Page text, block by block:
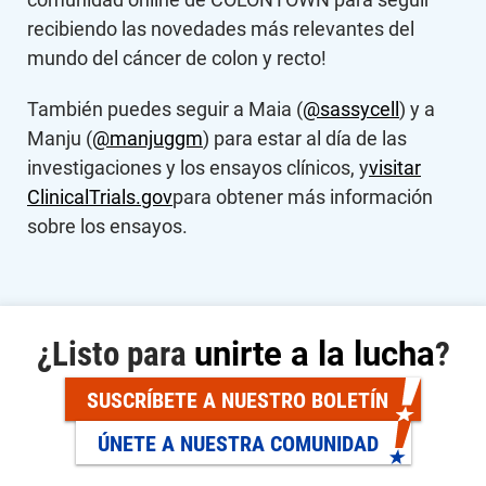
recibiendo las novedades más relevantes del
mundo del cáncer de colon y recto!
También puedes seguir a Maia (@sassycell) y a
Manju (@manjuggm) para estar al día de las
investigaciones y los ensayos clínicos, yvisitar
ClinicalTrials.govpara obtener más información
sobre los ensayos.
¿Listo para unirte a la lucha?
SUSCRÍBETE A NUESTRO BOLETÍN
ÚNETE A NUESTRA COMUNIDAD